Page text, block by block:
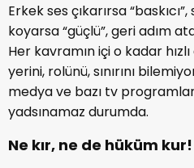
Erkek ses çıkarırsa
koyarsa “güçlü”, geri adım
Her kavramın içi o kadar
yerini, rolünü, sınırını
medya ve bazı tv
yadsınamaz durumda.
Ne kır, ne de hüküm kur!